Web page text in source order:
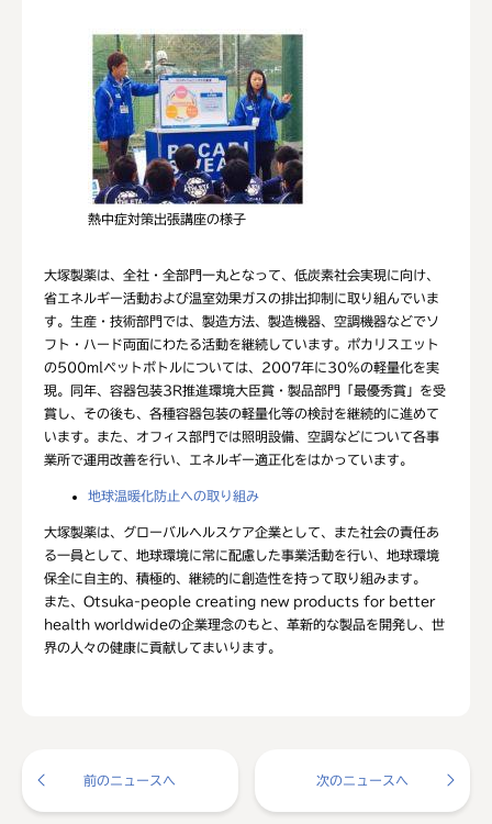
熱中症対策出張講座の様子
大塚製薬は、全社・全部門一丸となって、低炭素社会実現に向け、
省エネルギー活動および温室効果ガスの排出抑制に取り組んでいま
す。生産・技術部門では、製造方法、製造機器、空調機器などでソ
フト・ハード両面にわたる活動を継続しています。ポカリスエット
の500mlペットボトルについては、2007年に30%の軽量化を実
現。同年、容器包装3R推進環境大臣賞・製品部門「最優秀賞」を受
賞し、その後も、各種容器包装の軽量化等の検討を継続的に進めて
います。また、オフィス部門では照明設備、空調などについて各事
業所で運用改善を行い、エネルギー適正化をはかっています。
地球温暖化防止への取り組み
大塚製薬は、グローバルヘルスケア企業として、また社会の責任あ
る一員として、地球環境に常に配慮した事業活動を行い、地球環境
保全に自主的、積極的、継続的に創造性を持って取り組みます。
また、Otsuka-people creating new products for better
health worldwideの企業理念のもと、革新的な製品を開発し、世
界の人々の健康に貢献してまいります。
前のニュースへ 次のニュースへ